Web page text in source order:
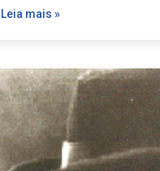
Leia mais »